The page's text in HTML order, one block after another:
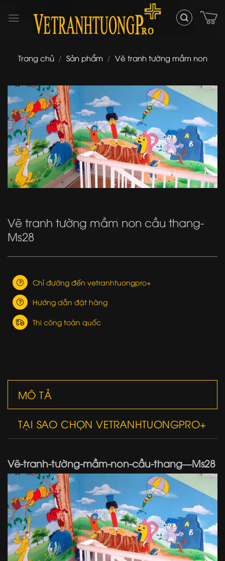
Trang chủ / Sản phẩm / Vẽ tranh tường mầm non
Vẽ tranh tường mầm non cầu thang-
Ms28
Chỉ đường đến vetranhtuongpro+
Hướng dẫn đặt hàng
Thi công toàn quốc
MÔ TẢ
TẠI SAO CHỌN VETRANHTUONGPRO+
Vẽ-tranh-tường-mầm-non-cầu-thang—Ms28